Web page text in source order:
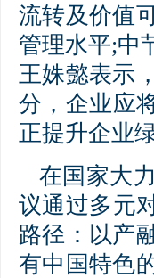
流转及价值
管理水平;中
王姝懿表示
分，企业应
正提升企业
在国家大
议通过多元
路径：以产
有中国特色